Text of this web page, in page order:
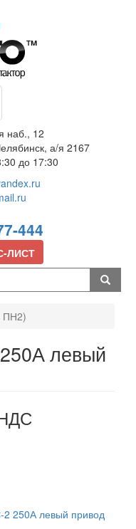
наб., 12
а/я 2167
до 17:30
444
ЛИСТ
ПН2)
левый
2 250А левый привод